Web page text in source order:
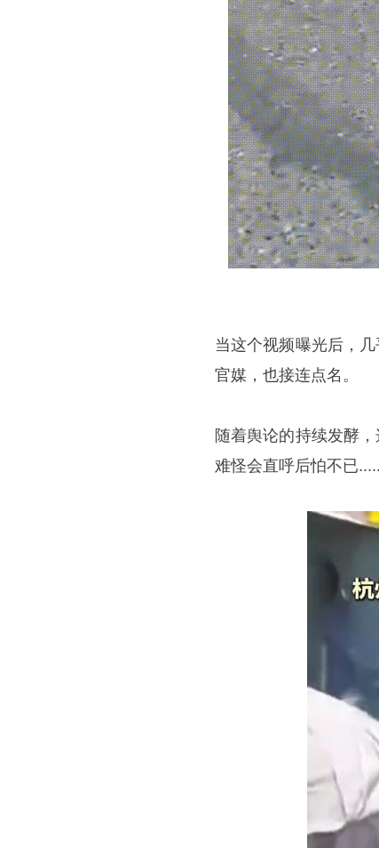
当这个视频曝光后，
官媒，也接连点名。
随着舆论的持续发酵
难怪会直呼后怕不已